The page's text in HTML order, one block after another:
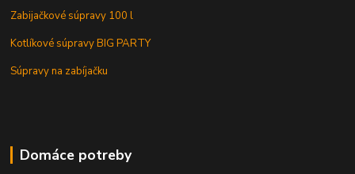
Zabijačkové súpravy 100 l
Kotlíkové súpravy BIG PARTY
Súpravy na zabíjačku
Domáce potreby